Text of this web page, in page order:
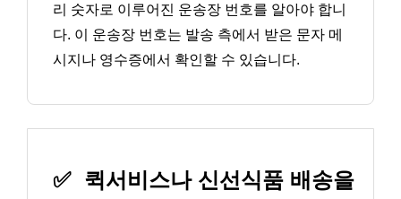
리 숫자로 이루어진 운송장 번호를 알아야 합니
다. 이 운송장 번호는 발송 측에서 받은 문자 메
시지나 영수증에서 확인할 수 있습니다.
✅ 퀵서비스나 신선식품 배송을